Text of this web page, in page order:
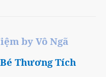
by Vô Ngã
Thương Tích